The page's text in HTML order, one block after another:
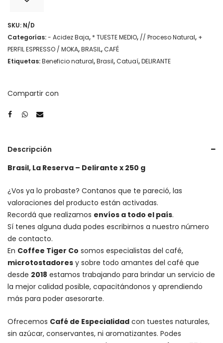
SKU: N/D
Categorías:- Acidez Baja, * TUESTE MEDIO, // Proceso Natural, +
PERFIL ESPRESSO / MOKA,BRASIL,CAFÉ
Etiquetas:Beneficio natural,Brasil,Catuaí,DELIRANTE
Compartir con
Descripción
Brasil, La Reserva – Delirante x 250 g
¿Vos ya lo probaste? Contanos que te pareció, las
valoraciones del producto están activadas.
Recordá que realizamos envíos a todo el país.
Sí tenes alguna duda podes escribirnos a nuestro número
de contacto.
En Coffee Tiger Co somos especialistas del café,
microtostadores y sobre todo amantes del café que
desde 2018 estamos trabajando para brindar un servicio de
la mejor calidad posible, capacitándonos y aprendiendo
más para poder asesorarte.
Ofrecemos Café de Especialidad con tuestes naturales,
sin azúcar, conservantes, ni aromatizantes. Podes